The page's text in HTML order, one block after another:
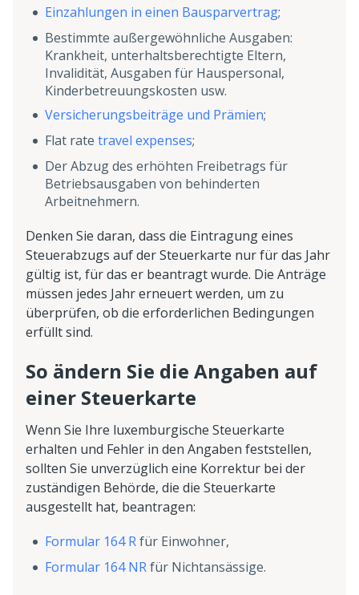
Einzahlungen in einen Bausparvertrag;
Bestimmte außergewöhnliche Ausgaben:
Krankheit, unterhaltsberechtigte Eltern,
Invalidität, Ausgaben für Hauspersonal,
Kinderbetreuungskosten usw.
Versicherungsbeiträge und Prämien;
Flat rate travel expenses;
Der Abzug des erhöhten Freibetrags für
Betriebsausgaben von behinderten
Arbeitnehmern.
Denken Sie daran, dass die Eintragung eines
Steuerabzugs auf der Steuerkarte nur für das Jahr
gültig ist, für das er beantragt wurde. Die Anträge
müssen jedes Jahr erneuert werden, um zu
überprüfen, ob die erforderlichen Bedingungen
erfüllt sind.
So ändern Sie die Angaben auf
einer Steuerkarte
Wenn Sie Ihre luxemburgische Steuerkarte
erhalten und Fehler in den Angaben feststellen,
sollten Sie unverzüglich eine Korrektur bei der
zuständigen Behörde, die die Steuerkarte
ausgestellt hat, beantragen:
Formular 164 Rfür Einwohner,
Formular 164 NRfür Nichtansässige.